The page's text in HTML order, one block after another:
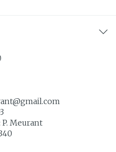
gmail.com
P. Meurant